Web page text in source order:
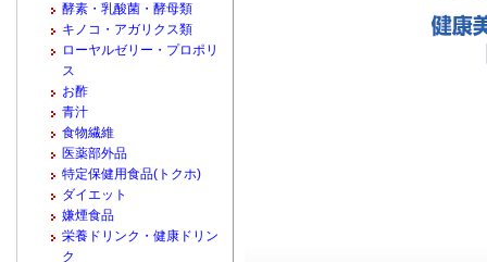
酵素・乳酸菌・酵母類
キノコ・アガリクス類
ローヤルゼリー・プロポリ
ス
お酢
青汁
食物繊維
医薬部外品
特定保健用食品(トクホ)
ダイエット
嫌煙食品
栄養ドリンク・健康ドリン
ク